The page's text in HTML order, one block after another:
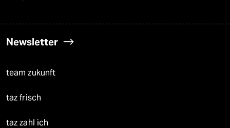
Newsletter
team zukunft
taz frisch
taz zahl ich